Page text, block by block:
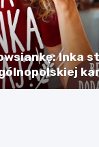
Inka